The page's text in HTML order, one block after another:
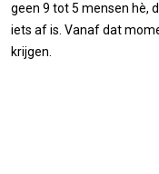
geen 9 tot 5 mensen hè,
iets af is. Vanaf dat
krijgen.